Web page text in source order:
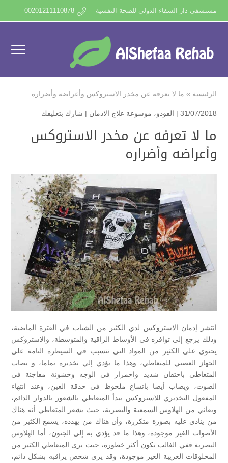
مستشفى دار الشفاء الدولي للصحة النفسية 00201211110878
الرئيسية » ما لا تعرفه عن مخدر الاستروكس وأعراضه وأضراره
31/07/2018 | الفودو، موسوعة علاج الادمان | شارك بتعليقك
ما لا تعرفه عن مخدر الاستروكس
وأعراضه وأضراره
انتشر إدمان الاستروكس لدي الكثير من الشباب في الفترة الماضية،
وذلك يرجع إلي توافره في الأوساط الراقية والمتوسطة، والاستروكس
يحتوي علي الكثير من المواد التي تتسبب في السيطرة التامة علي
الجهاز العصبي للمتعاطي، وهذا ما يؤدي إلي تخديره تماما، و يصاب
المتعاطي باحتقان شديد واحمرار في الوجه وخشونة مفاجئة في
الصوت، ويصاب أيضا باتساع ملحوظ في حدقة العين، وعند انتهاء
المفعول التخديري للاستروكس يبدأ المتعاطي بالشعور بالدوار الدائم،
ويعاني من الهلاوس السمعية والبصرية، حيث يشعر المتعاطي أنه هناك
من ينادي عليه بصورة متكررة، وأن هناك من يهدده، يسمع الكثير من
الأصوات الغير موجودة، وهذا ما قد يؤدي به إلى الجنون، أما الهلاوس
البصرية ففي الغالب تكون أكثر خطورة، حيث يرى المتعاطي الكثير من
المخلوقات الغريبة الغير موجودة، وقد يرى شخص يراقبه بشكل دائم،